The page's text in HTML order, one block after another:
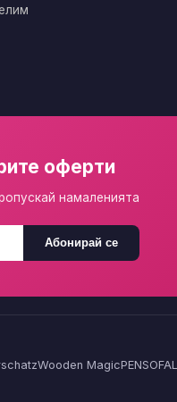
оферти
намаленията
Абонирай се
Wooden MagicPENSOFAL